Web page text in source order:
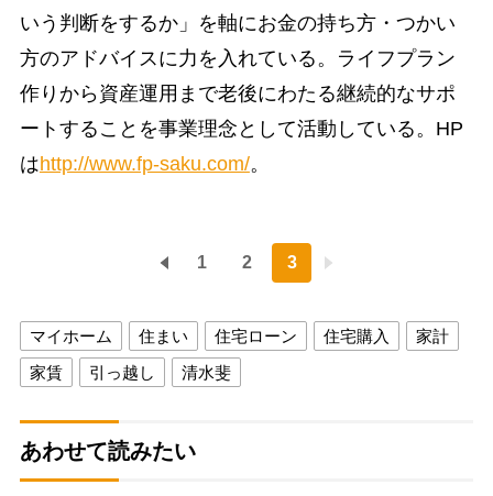
いう判断をするか」を軸にお金の持ち方・つかい
方のアドバイスに力を入れている。ライフプラン
作りから資産運用まで老後にわたる継続的なサポ
ートすることを事業理念として活動している。HP
はhttp://www.fp-saku.com/。
1 2 3
マイホーム 住まい 住宅ローン 住宅購入
家計
家賃
引っ越し 清水斐
あわせて読みたい